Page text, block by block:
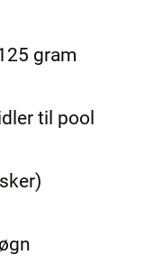
gram
til pool